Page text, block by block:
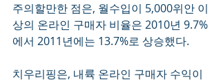
주의할만한 점은, 월수입이 5,000위안 이
상의 온라인 구매자 비율은 2010년 9.7%
에서 2011년에는 13.7%로 상승했다.
치우리핑은, 내륙 온라인 구매자 수익이